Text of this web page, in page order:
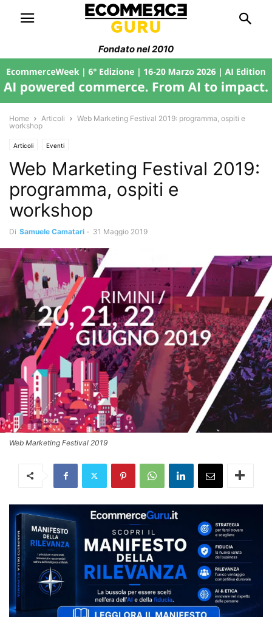
Fondato nel 2010
Home Articoli
Web Marketing Festival 2019: programma, ospiti e
workshop
Articoli Eventi
Web Marketing Festival 2019:
programma, ospiti e
workshop
Di Samuele Camatari - 31 Maggio 2019
Web Marketing Festival 2019